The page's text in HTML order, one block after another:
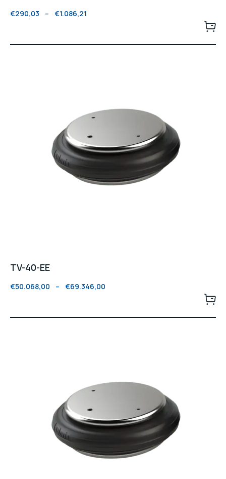
€290,03 – €1.086,21
TV-40-EE
€50.068,00 – €69.346,00